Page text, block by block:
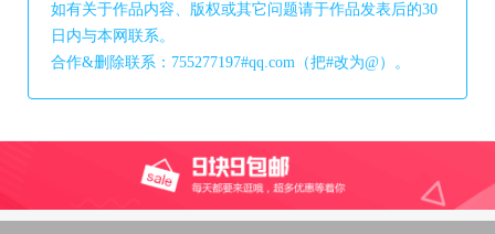
如有关于作品内容、版权或其它问题请于作品发表后的30
日内与本网联系。
合作&删除联系：755277197#qq.com（把#改为@）。